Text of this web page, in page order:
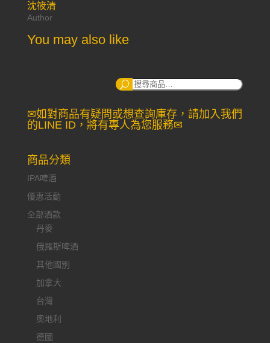
沈筱清
Author
You may also like
搜
✉如對商品有疑問或想查詢庫存，請加入我們
的LINE ID，將有專人為您服務✉
商品分類
IPA啤酒
優惠活動
全部酒款
丹麥
俄羅斯啤酒
其他國別
加拿大
台灣
奧地利
德國